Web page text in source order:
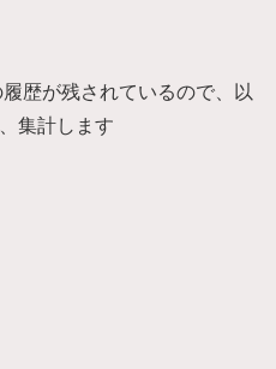
歴が残されているので、以
集計します